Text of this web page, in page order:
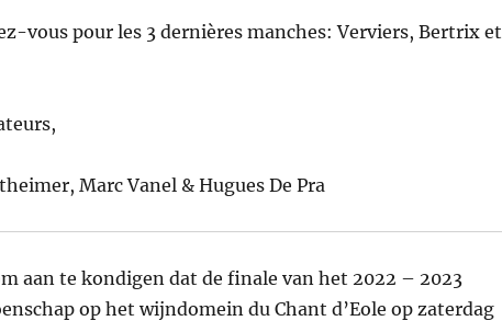
vous pour les 3 dernières manches: Verviers, Bertrix et
Marc Vanel & Hugues De Pra
aan te kondigen dat de finale van het 2022 – 2023
op het wijndomein du Chant d’Eole op zaterdag